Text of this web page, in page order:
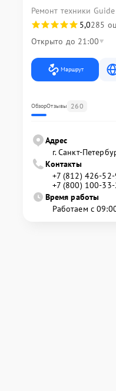
Ремонт техники Guide
5,0285
Открыто до 21:00
Маршрут
ОбзорОтзывы 260
Адрес
г. Санкт-
Контакты
+7 (812) 426-
+7 (800) 100-
Время работы
Работаем с